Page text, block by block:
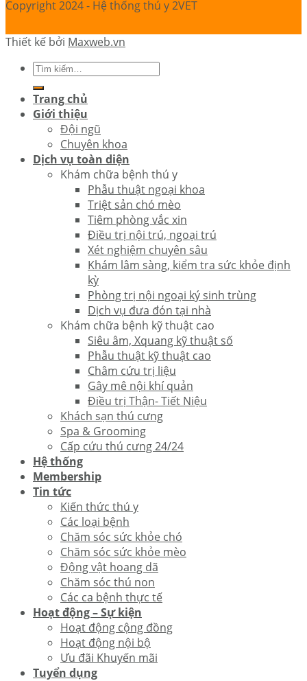
Copyright 2024 - Hệ thống thú y 2VET
Thiết kế bởi Maxweb.vn
Trang chủ
Giới thiệu
Đội ngũ
Chuyên khoa
Dịch vụ toàn diện
Khám chữa bệnh thú y
Phẫu thuật ngoại khoa
Triệt sản chó mèo
Tiêm phòng vắc xin
Điều trị nội trú, ngoại trú
Xét nghiệm chuyên sâu
Khám lâm sàng, kiểm tra sức khỏe định
kỳ
Phòng trị nội ngoại ký sinh trùng
Dịch vụ đưa đón tại nhà
Khám chữa bệnh kỹ thuật cao
Siêu âm, Xquang kỹ thuật số
Phẫu thuật kỹ thuật cao
Châm cứu trị liệu
Gây mê nội khí quản
Điều trị Thận- Tiết Niệu
Khách sạn thú cưng
Spa & Grooming
Cấp cứu thú cưng 24/24
Hệ thống
Membership
Tin tức
Kiến thức thú y
Các loại bệnh
Chăm sóc sức khỏe chó
Chăm sóc sức khỏe mèo
Động vật hoang dã
Chăm sóc thú non
Các ca bệnh thực tế
Hoạt động – Sự kiện
Hoạt động cộng đồng
Hoạt động nội bộ
Ưu đãi Khuyến mãi
Tuyển dụng